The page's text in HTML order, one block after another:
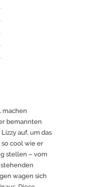
machen
bemannten
auf, um das
so cool wie er
stellen – vom
stehenden
wagen sich